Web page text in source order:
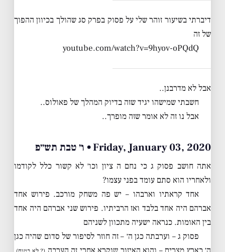
דיברתי בשיעור זוהר שלי על פסוק בפרק סג שהולך בכיוון ההפוך
של זה
youtube.com/watch?v=9hyov-oPQdQ
אבל לא מדרבנן..
חשבתי שמישהו יגיד שזה בדיוק המהלך של פאולוס..
אבל נו זה לא אומר שזה מופרך..
Friday, January 03, 2020 • ו׳ טבת תש״פ
אתה חושב פסוק ג כי נחם ה ציון וכו׳ לא קשור כלל לקודמו
ולאחריו הוא סתם עומד בפני עצמו?
אחד קראתיו וארבהו – יש פה משחק מורכב. פירוש אחד
אברהם היה אחד בלבד ואז הרביתיו. פירוש שני אברהם היה אחד
בין האומות. כנראה ישעיה מתכוון לשניהם
פסוק ג – וערבתה כגן ה׳ – זה חוזר לסיפור של סדום שהיה כגן